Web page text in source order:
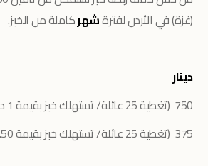
(غزة) في الأردن لفترةشهركاملة من الخبز.
دينار
750 (تغطية 25 عائلة/ تستهلك خبز بقيمة 1 دينار يومياً)
375 (تغطية 25 عائلة/ تستهلك خبز بقيمة 0.50 دينار يومياً)